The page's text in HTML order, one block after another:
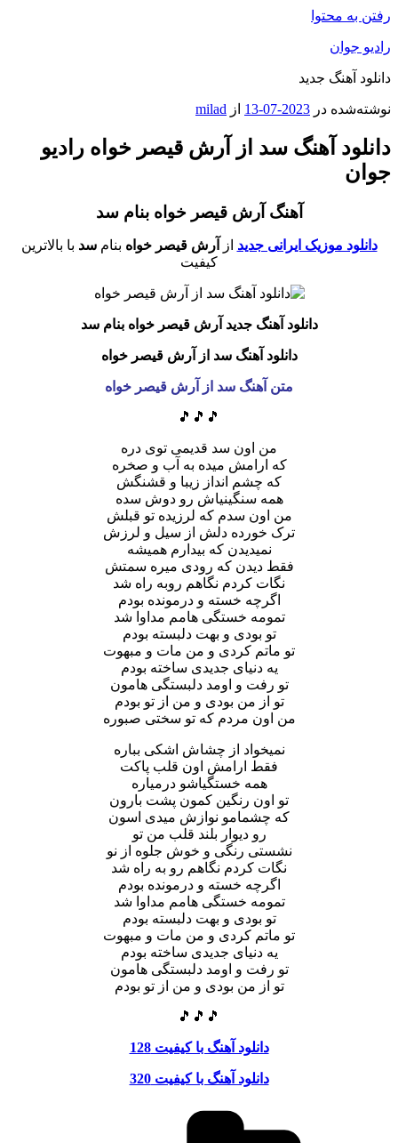
رفتن به محتوا
رادیو جوان
دانلود آهنگ جدید
نوشته‌شده در 2023-07-13 از milad
دانلود آهنگ سد از آرش قیصر خواه رادیو
جوان
آهنگ آرش قیصر خواه بنام سد
دانلود موزیک ایرانی جدید از آرش قیصر خواه بنامسد با بالاترین
کیفیت
دانلود آهنگ جدید آرش قیصر خواه بنام سد
دانلود آهنگ سد از آرش قیصر خواه
متن آهنگ سد از آرش قیصر خواه
🎵🎵🎵
من اون سد قدیمی توی دره
که ارامش میده به آب و صخره
که چشم انداز زیبا و قشنگش
همه سنگینیاش رو دوش سده
من اون سدم که لرزیده تو قبلش
ترک خورده دلش از سیل و لرزش
نمیدیدن که بیدارم همیشه
فقط دیدن که رودی میره سمتش
نگات کردم نگاهم روبه راه شد
اگرچه خسته و درمونده بودم
تمومه خستگی هامم مداوا شد
تو بودی و بهت دلبسته بودم
تو ماتم کردی و من مات و مبهوت
یه دنیای جدیدی ساخته بودم
تو رفت و اومد دلبستگی هامون
تو از من بودی و من از تو بودم
من اون مردم که تو سختی صبوره
نمیخواد از چشاش اشکی بباره
فقط ارامش اون قلب پاکت
همه خستگیاشو درمیاره
تو اون رنگین کمون پشت بارون
که چشمامو نوازش میدی اسون
رو دیوار بلند قلب من تو
نشستی رنگی و خوش جلوه از نو
نگات کردم نگاهم رو به راه شد
اگرچه خسته و درمونده بودم
تمومه خستگی هامم مداوا شد
تو بودی و بهت دلبسته بودم
تو ماتم کردی و من مات و مبهوت
یه دنیای جدیدی ساخته بودم
تو رفت و اومد دلبستگی هامون
تو از من بودی و من از تو بودم
🎵🎵🎵
دانلود آهنگ با کیفیت 128
دانلود آهنگ با کیفیت 320